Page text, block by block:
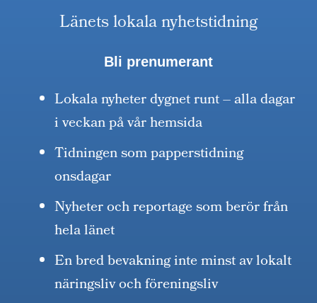
Länets lokala nyhetstidning
Bli prenumerant
Lokala nyheter dygnet runt – alla dagar
i veckan på vår hemsida
Tidningen som papperstidning
onsdagar
Nyheter och reportage som berör från
hela länet
En bred bevakning inte minst av lokalt
näringsliv och föreningsliv